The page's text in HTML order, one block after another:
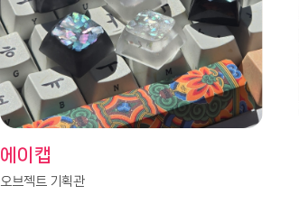
에이캡
오브젝트 기획관